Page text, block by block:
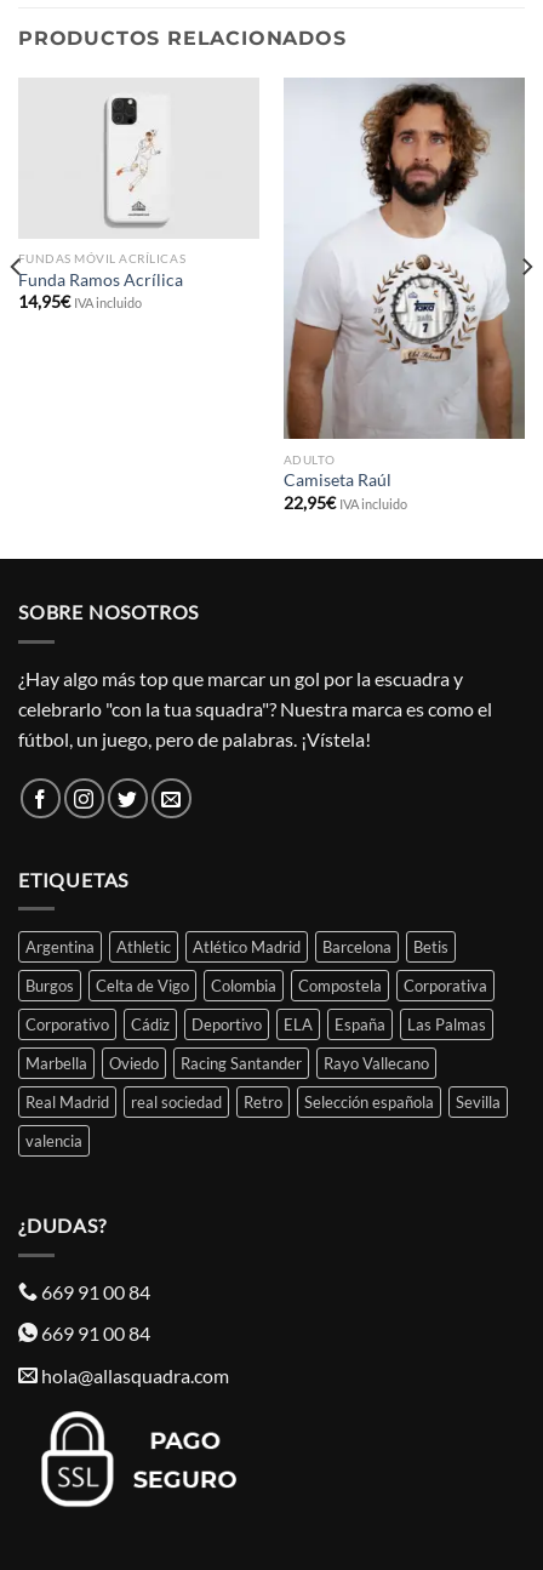
PRODUCTOS RELACIONADOS
FUNDAS MÓVIL ACRÍLICAS
Funda Ramos Acrílica
14,95€ IVA incluido
ADULTO
Camiseta Raúl
22,95€ IVA incluido
SOBRE NOSOTROS
¿Hay algo más top que marcar un gol por la escuadra y
celebrarlo "con la tua squadra"? Nuestra marca es como el
fútbol, un juego, pero de palabras. ¡Vístela!
ETIQUETAS
Argentina Athletic Atlético Madrid Barcelona
Betis
Burgos
Celta de Vigo Colombia Compostela
Corporativa
Corporativo
Cádiz Deportivo ELA España
Las Palmas
Marbella
Oviedo Racing Santander
Rayo Vallecano
Real Madrid
real sociedad Retro Selección española
Sevilla
valencia
¿DUDAS?
669 91 00 84
669 91 00 84
hola@allasquadra.com